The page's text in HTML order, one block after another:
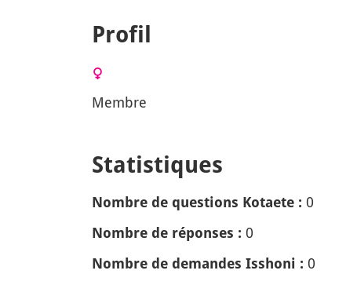
Profil
Membre
Statistiques
Nombre de questions Kotaete : 0
Nombre de réponses : 0
Nombre de demandes Isshoni : 0